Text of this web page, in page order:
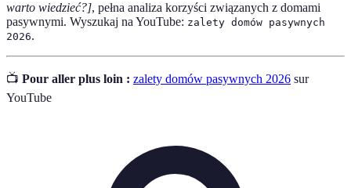
warto wiedzieć?], pełna analiza korzyści związanych z domami
pasywnymi. Wyszukaj na YouTube: zalety domów pasywnych
2026.
📺 Pour aller plus loin : zalety domów pasywnych 2026 sur
YouTube